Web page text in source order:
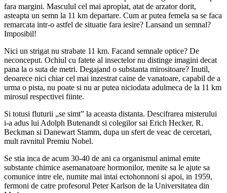
fara margini. Masculul cel mai apropiat, atat de arzator dorit,
asteapta un semn la 11 km departare. Cum ar putea femela sa se faca
remarcata intr-o astfel de situatie fara iesire? Lansand un semnal?
Imposibil!
Nici un strigat nu strabate 11 km. Facand semnale optice? De
neconceput. Ochiul cu fatete al insectelor nu distinge imagini decat
pana la o suta de metri. Degajand o substanta mirositoare? Inutil,
deoarece nici chiar cel mai inzestrat caine de vanatoare, capabil de a
urma o pista, nu poate si nu ar putea niciodata adulmeca de la 11 km
mirosul respectivei fiinte.
Si totusi fluturii „se simt” la aceasta distanta. Descifrarea misterului
i-a adus lui Adolph Butenandt si colegilor sai Erich Hecker, R.
Beckman si Danewart Stamm, dupa un sfert de veac de cercetari,
mult ravnitul Premiu Nobel.
Se stia inca de acum 30-40 de ani ca organismul animal emite
substante chimice asemanatoare hormonilor, menite sa le ajute sa
comunice intre ele, numite mai intai ectohonnoni si apoi, in 1959,
fermoni de catre profesorul Peter Karlson de la Universitatea din